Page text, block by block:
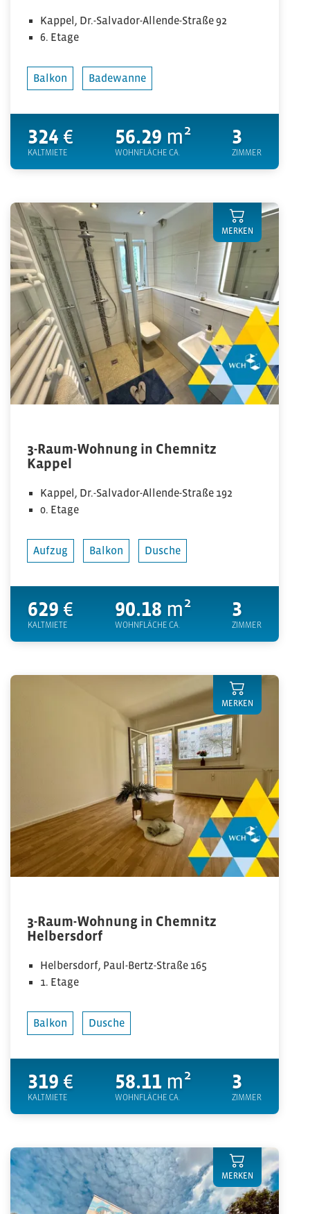
Kappel, Dr.-Salvador-Allende-Straße 92
6. Etage
Balkon Badewanne
324 €
KALTMIETE
56.29 m²
WOHNFLÄCHE CA.
3
ZIMMER
3-Raum-Wohnung in Chemnitz
Kappel
Kappel, Dr.-Salvador-Allende-Straße 192
0. Etage
Aufzug Balkon Dusche
629 €
KALTMIETE
90.18 m²
WOHNFLÄCHE CA.
3
ZIMMER
MERKEN
3-Raum-Wohnung in Chemnitz
Helbersdorf
Helbersdorf, Paul-Bertz-Straße 165
1. Etage
Balkon Dusche
319 €
KALTMIETE
58.11 m²
WOHNFLÄCHE CA.
3
ZIMMER
MERKEN
MERKEN